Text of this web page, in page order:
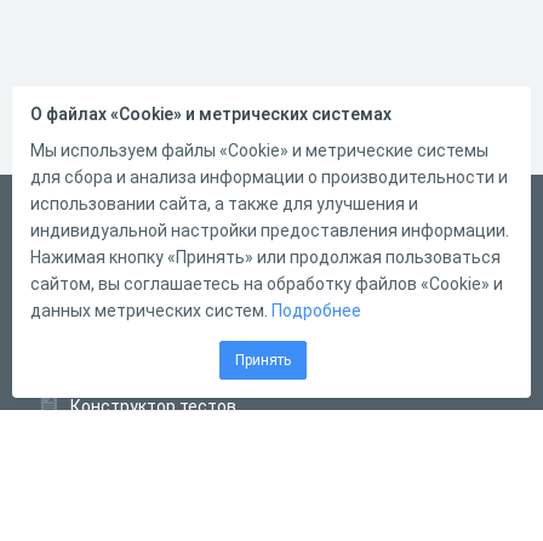
Русский
Справка
Форма обратной связи
Конструктор тестов
О файлах «Cookie» и метрических системах
Мы используем файлы «Cookie» и метрические системы
для сбора и анализа информации о производительности и
использовании сайта, а также для улучшения и
индивидуальной настройки предоставления информации.
Нажимая кнопку «Принять» или продолжая пользоваться
сайтом, вы соглашаетесь на обработку файлов «Cookie» и
данных метрических систем. Подробнее
Принять